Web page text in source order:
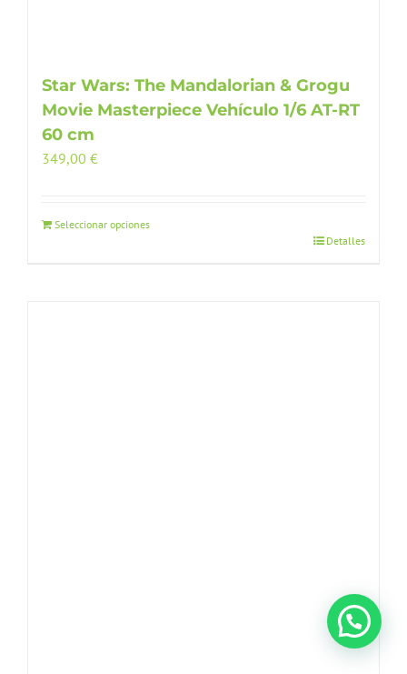
Star Wars: The Mandalorian & Grogu
Movie Masterpiece Vehículo 1/6 AT-RT
60 cm
349,00 €
Seleccionar opciones
Detalles